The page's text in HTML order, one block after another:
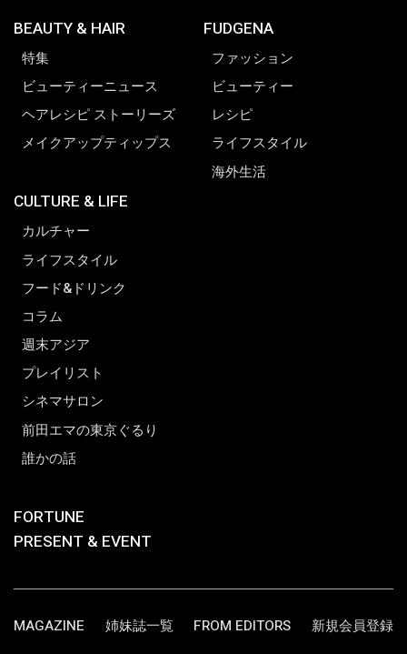
BEAUTY & HAIR
特集
ビューティーニュース
ヘアレシピ ストーリーズ
メイクアップティップス
CULTURE & LIFE
カルチャー
ライフスタイル
フード&ドリンク
コラム
週末アジア
プレイリスト
シネマサロン
前田エマの東京ぐるり
誰かの話
FUDGENA
ファッション
ビューティー
レシピ
ライフスタイル
海外生活
FORTUNE
PRESENT & EVENT
MAGAZINE 姉妹誌一覧 FROM EDITORS 新規会員登録